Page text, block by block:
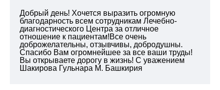
Добрый день! Хочется выразить огромную
благодарность всем сотрудникам Лечебно-
диагностического Центра за отличное
отношение к пациентам!Все очень
доброжелательны, отзывчивы, добродушны.
Спасибо Вам огромнейшее за все ваши труды!
Вы открываете дорогу в жизнь! С уважением
Шакирова Гульнара М. Башкирия